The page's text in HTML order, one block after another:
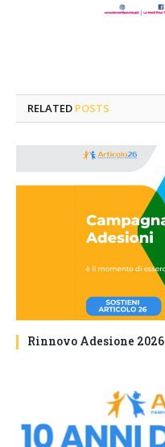
RELATED POSTS
Rinnovo Adesione 2026